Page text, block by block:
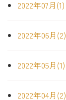
2022年07月(1)
2022年06月(2)
2022年05月(1)
2022年04月(2)